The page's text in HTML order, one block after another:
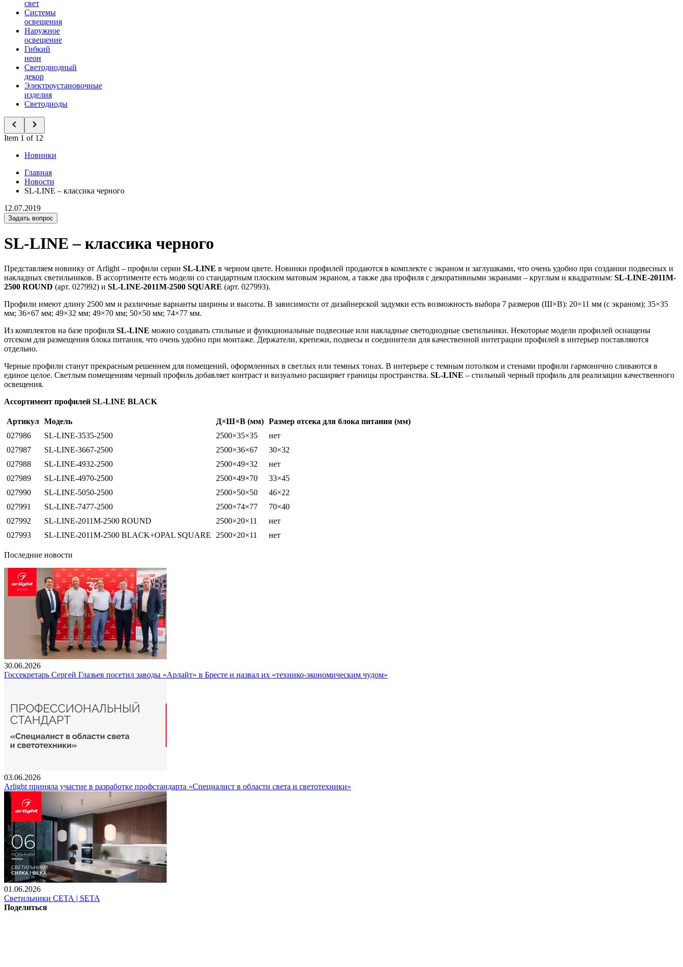
свет
Системы
освещения
Наружное
освещение
Гибкий
неон
Светодиодный
декор
Электроустановочные
изделия
Светодиоды
Item 1 of 12
Новинки
Главная
Новости
SL-LINE – классика черного
12.07.2019
Задать вопрос
SL-LINE – классика черного
Представляем новинку от Arlight – профили серии SL-LINE в черном цвете. Новинки профилей продаются в комплекте с экраном и заглушками, что очень удобно при создании подвесных и
накладных светильников. В ассортименте есть модели со стандартным плоским матовым экраном, а также два профиля с декоративными экранами – круглым и квадратным: SL-LINE-2011M-
2500 ROUND (арт. 027992) и SL-LINE-2011M-2500 SQUARE (арт. 027993).
Профили имеют длину 2500 мм и различные варианты ширины и высоты. В зависимости от дизайнерской задумки есть возможность выбора 7 размеров (Ш×В): 20×11 мм (с экраном); 35×35
мм; 36×67 мм; 49×32 мм; 49×70 мм; 50×50 мм; 74×77 мм.
Из комплектов на базе профиля SL-LINE можно создавать стильные и функциональные подвесные или накладные светодиодные светильники. Некоторые модели профилей оснащены
отсеком для размещения блока питания, что очень удобно при монтаже. Держатели, крепежи, подвесы и соединители для качественной интеграции профилей в интерьер поставляются
отдельно.
Черные профили станут прекрасным решением для помещений, оформленных в светлых или темных тонах. В интерьере с темным потолком и стенами профили гармонично сливаются в
единое целое. Светлым помещениям черный профиль добавляет контраст и визуально расширяет границы пространства. SL-LINE – стильный черный профиль для реализации качественного
освещения.
Ассортимент профилей SL-LINE BLACK
Артикул Модель Д×Ш×В (мм) Размер отсека для блока питания (мм)
027986
SL-LINE-3535-2500 2500×35×35
нет
027987
SL-LINE-3667-2500 2500×36×67
30×32
027988
SL-LINE-4932-2500 2500×49×32
нет
027989
SL-LINE-4970-2500 2500×49×70
33×45
027990
SL-LINE-5050-2500 2500×50×50
46×22
027991
SL-LINE-7477-2500 2500×74×77
70×40
027992
SL-LINE-2011M-2500 ROUND 2500×20×11
нет
027993
SL-LINE-2011M-2500 BLACK+OPAL SQUARE 2500×20×11 нет
Последние новости
30.06.2026
Госсекретарь Сергей Глазьев посетил заводы «Арлайт» в Бресте и назвал их «технико-экономическим чудом»
03.06.2026
Arlight приняла участие в разработке профстандарта «Специалист в области света и светотехники»
01.06.2026
Светильники СЕТА | SETA
Поделиться